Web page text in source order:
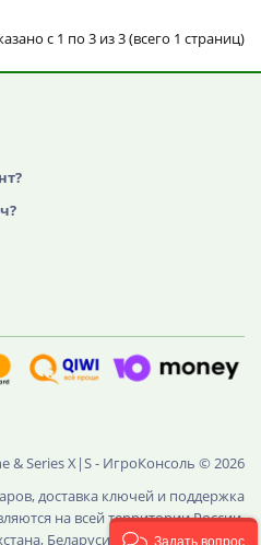
с 1 по 3 из 3 (всего 1 страниц)
& Series X|S - ИгроКонсоль © 2026
доставка ключей и поддержка
на всей территории России,
Беларуси и других стран СНГ
Задать вопрос